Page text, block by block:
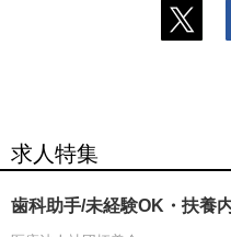
求人特集
歯科助手/未経験OK・扶養